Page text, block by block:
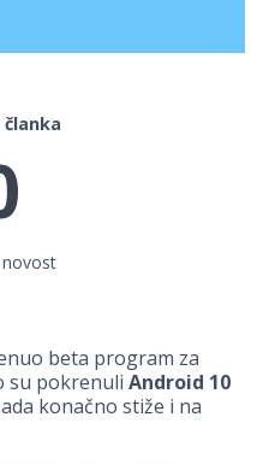
članka
beta program za
su pokrenuli Android 10
konačno stiže i na